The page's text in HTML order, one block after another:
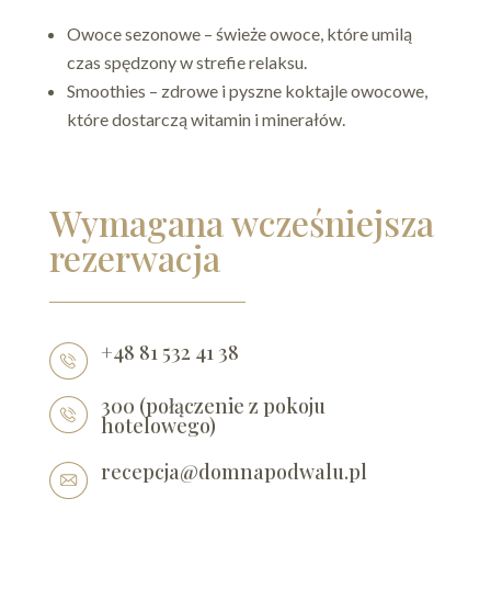
Owoce sezonowe – świeże owoce, które umilą
czas spędzony w strefie relaksu.
Smoothies – zdrowe i pyszne koktajle owocowe,
które dostarczą witamin i minerałów.
Wymagana wcześniejsza
rezerwacja
+48 81 532 41 38
300 (połączenie z pokoju
hotelowego)
recepcja@domnapodwalu.pl